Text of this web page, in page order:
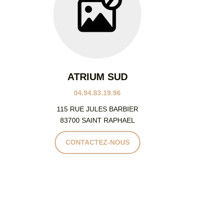
ATRIUM SUD
04.94.83.19.96
115 RUE JULES BARBIER
83700 SAINT RAPHAEL
CONTACTEZ-NOUS